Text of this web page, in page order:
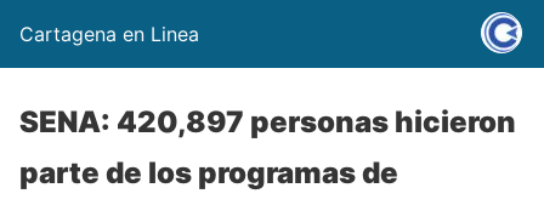
Cartagena en Linea
SENA: 420,897 personas hicieron
parte de los programas de